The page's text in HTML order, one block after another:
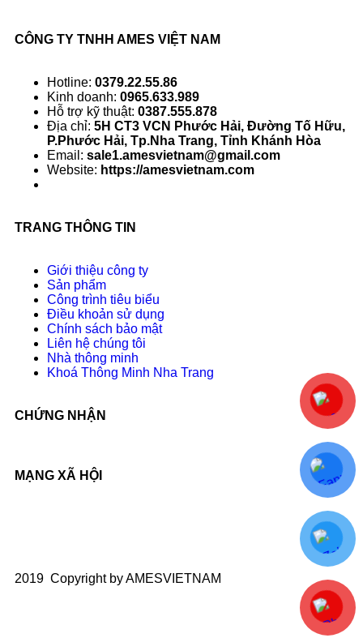
CÔNG TY TNHH AMES VIỆT NAM
Hotline: 0379.22.55.86
Kinh doanh: 0965.633.989
Hỗ trợ kỹ thuật: 0387.555.878
Địa chỉ: 5H CT3 VCN Phước Hải, Đường Tố Hữu,
P.Phước Hải, Tp.Nha Trang, Tỉnh Khánh Hòa
Email: sale1.amesvietnam@gmail.com
Website: https://amesvietnam.com
TRANG THÔNG TIN
Giới thiệu công ty
Sản phẩm
Công trình tiêu biểu
Điều khoản sử dụng
Chính sách bảo mật
Liên hệ chúng tôi
Nhà thông minh
Khoá Thông Minh Nha Trang
CHỨNG NHẬN
MẠNG XÃ HỘI
2019 Copyright by AMESVIETNAM